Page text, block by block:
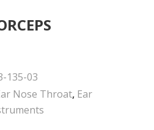
135-03
Nose Throat, Ear